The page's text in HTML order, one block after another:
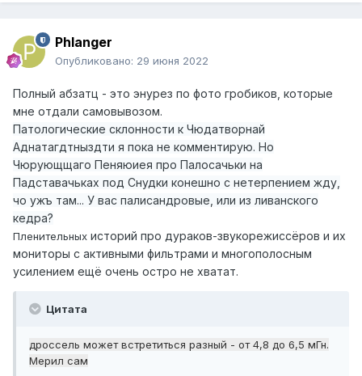
Phlanger
Опубликовано: 29 июня 2022
Полный абзатц - это энурез по фото гробиков, которые
мне отдали самовывозом.
Патологические склонности к Чюдатворнай
Аднатагдтныздти я пока не комментирую. Но
Чюрующщаго Пеняюиея про Палосачьки на
Падставачьках под Снудки конешно с нетерпением жду,
чо ужъ там... У вас палисандровые, или из ливанского
кедра?
Пленительных историй про дураков-звукорежиссёров и их
мониторы с активными фильтрами и многополосным
усилением ещё очень остро не хватат.
Цитата
дроссель может встретиться разный - от 4,8 до 6,5 мГн.
Мерил сам